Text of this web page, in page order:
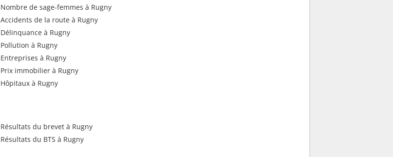
Nombre de sage-femmes à Rugny
Accidents de la route à Rugny
Délinquance à Rugny
Pollution à Rugny
Entreprises à Rugny
Prix immobilier à Rugny
Hôpitaux à Rugny
Résultats du brevet à Rugny
Résultats du BTS à Rugny